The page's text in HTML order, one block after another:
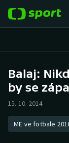
Hokej
Atletika
Balaj:
by se
15. 10. 2014
ME ve fotbale